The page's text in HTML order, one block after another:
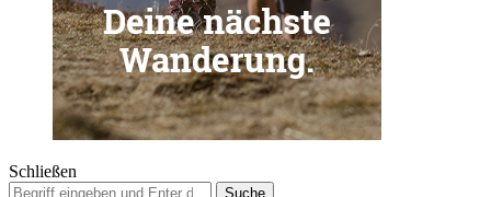
Schließen